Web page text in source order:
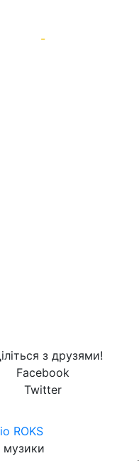
-
з друзями!
Facebook
Twitter
ROKS
музики